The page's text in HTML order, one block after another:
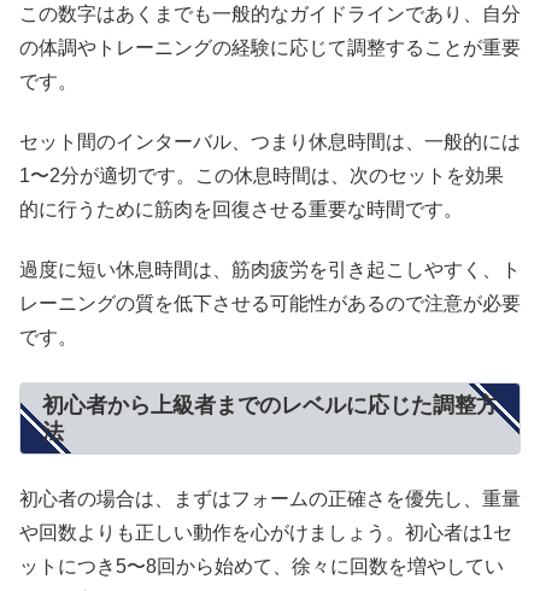
この数字はあくまでも一般的なガイドラインであり、自分
の体調やトレーニングの経験に応じて調整することが重要
です。
セット間のインターバル、つまり休息時間は、一般的には
1〜2分が適切です。この休息時間は、次のセットを効果
的に行うために筋肉を回復させる重要な時間です。
過度に短い休息時間は、筋肉疲労を引き起こしやすく、ト
レーニングの質を低下させる可能性があるので注意が必要
です。
初心者から上級者までのレベルに応じた調整方
法
初心者の場合は、まずはフォームの正確さを優先し、重量
や回数よりも正しい動作を心がけましょう。初心者は1セ
ットにつき5〜8回から始めて、徐々に回数を増やしてい